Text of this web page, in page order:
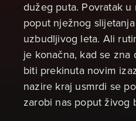
dužeg puta. Povratak
poput nježnog
uzbudljivog leta. Ali
je konačna, kad se
biti prekinuta novim
nazire kraj usmrdi se
zarobi nas poput živog